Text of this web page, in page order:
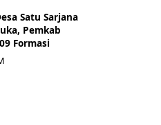
Satu Sarjana
Pemkab
Formasi